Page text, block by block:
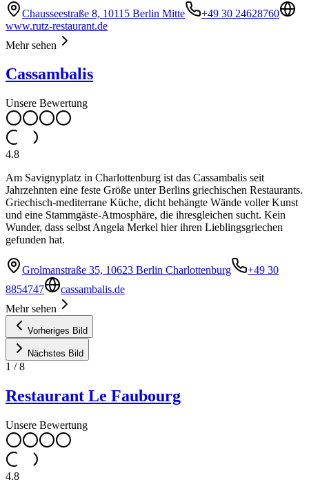
Chausseestraße 8, 10115 Berlin Mitte
+49 30 24628760
www.rutz-restaurant.de
Mehr sehen
Cassambalis
Unsere Bewertung
4.8
Am Savignyplatz in Charlottenburg ist das Cassambalis seit
Jahrzehnten eine feste Größe unter Berlins griechischen Restaurants.
Griechisch-mediterrane Küche, dicht behängte Wände voller Kunst
und eine Stammgäste-Atmosphäre, die ihresgleichen sucht. Kein
Wunder, dass selbst Angela Merkel hier ihren Lieblingsgriechen
gefunden hat.
Grolmanstraße 35, 10623 Berlin Charlottenburg
+49 30
8854747
cassambalis.de
Mehr sehen
Vorheriges Bild
Nächstes Bild
1 /8
Restaurant Le Faubourg
Unsere Bewertung
4.8